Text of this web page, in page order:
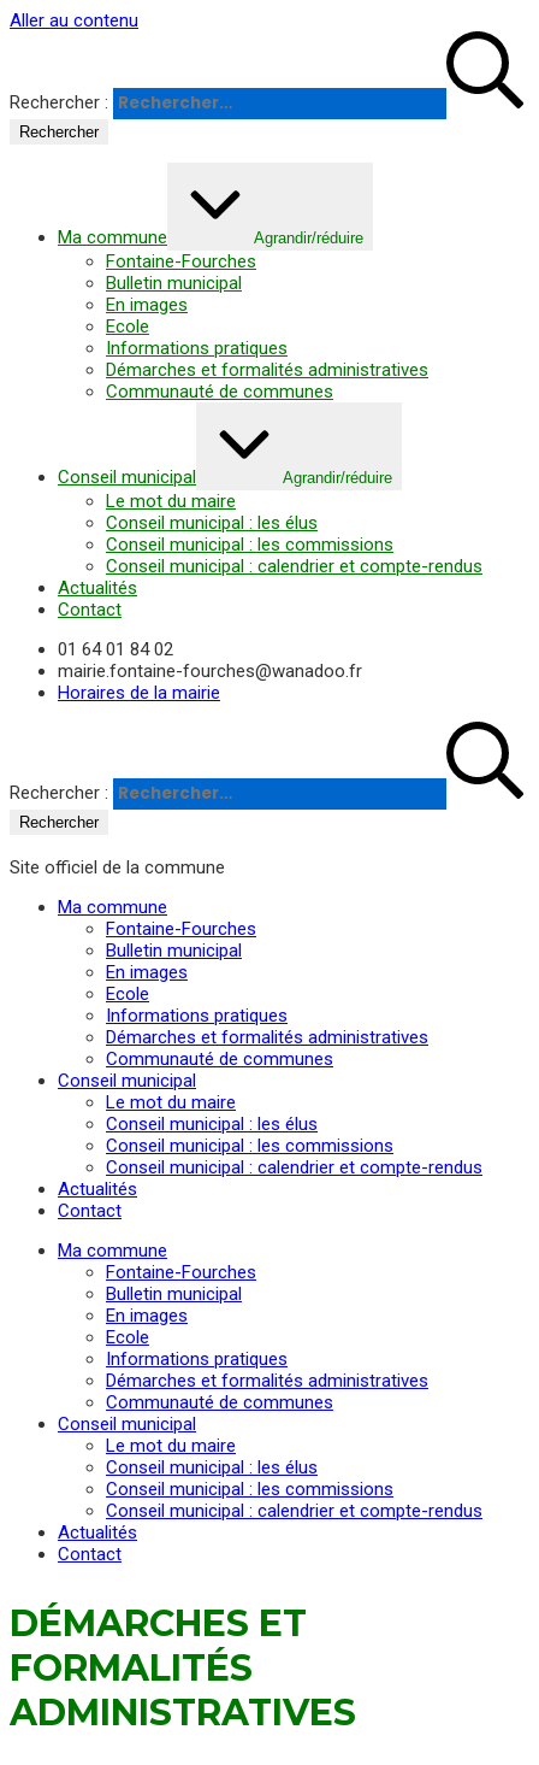
Panneau de gestion des cookies
Aller au contenu
Rechercher :
Ma commune Agrandir/réduire
Fontaine-Fourches
Bulletin municipal
En images
Ecole
Informations pratiques
Démarches et formalités administratives
Communauté de communes
Conseil municipal Agrandir/réduire
Le mot du maire
Conseil municipal : les élus
Conseil municipal : les commissions
Conseil municipal : calendrier et compte-rendus
Actualités
Contact
01 64 01 84 02
mairie.fontaine-fourches@wanadoo.fr
Horaires de la mairie
Rechercher :
Site officiel de la commune
Ma commune
Fontaine-Fourches
Bulletin municipal
En images
Ecole
Informations pratiques
Démarches et formalités administratives
Communauté de communes
Conseil municipal
Le mot du maire
Conseil municipal : les élus
Conseil municipal : les commissions
Conseil municipal : calendrier et compte-rendus
Actualités
Contact
Ma commune
Fontaine-Fourches
Bulletin municipal
En images
Ecole
Informations pratiques
Démarches et formalités administratives
Communauté de communes
Conseil municipal
Le mot du maire
Conseil municipal : les élus
Conseil municipal : les commissions
Conseil municipal : calendrier et compte-rendus
Actualités
Contact
DÉMARCHES ET
FORMALITÉS
ADMINISTRATIVES